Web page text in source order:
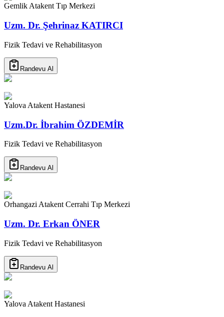
Gemlik Atakent Tıp Merkezi
Uzm. Dr. Şehrinaz KATIRCI
Fizik Tedavi ve Rehabilitasyon
Randevu Al
Yalova Atakent Hastanesi
Uzm.Dr. İbrahim ÖZDEMİR
Fizik Tedavi ve Rehabilitasyon
Randevu Al
Orhangazi Atakent Cerrahi Tıp Merkezi
Uzm. Dr. Erkan ÖNER
Fizik Tedavi ve Rehabilitasyon
Randevu Al
Yalova Atakent Hastanesi